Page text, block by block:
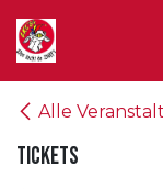
Alle
Tickets